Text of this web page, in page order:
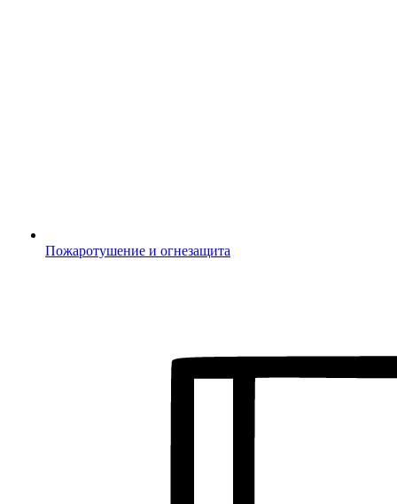
Пожаротушение и огнезащита